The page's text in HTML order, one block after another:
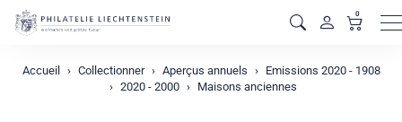
0
Accueil Collectionner Aperçus annuels
Emissions 2020 - 1908
2020 - 2000
Maisons anciennes